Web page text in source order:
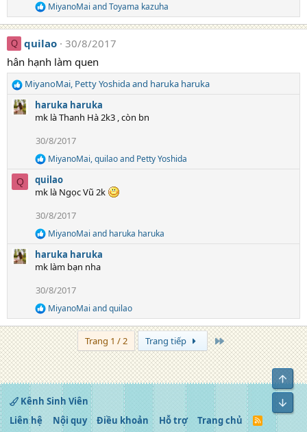
n
s
:
R
e
a
c
i
n
s
:
MiyanoMai andToyama kazuha
Q quilao 30/8/2017
hân hạnh làm quen
R
e
a
n
s
MiyanoMai, Petty Yoshidaand haruka haruka
haruka haruka
mk là Thanh Hà 2k3 , còn bn
30/8/2017
R
a
c
i
o
n
s
MiyanoMai,quilaoand Petty Yoshida
Q
quilao
mk là Ngọc Vũ 2k
30/8/2017
R
e
a
c
i
o
n
s
:
MiyanoMai and haruka haruka
haruka haruka
mk làm bạn nha
30/8/2017
R
e
a
c
t
i
o
s
MiyanoMai andquilao
Trang 1 / 2 Trang tiếp Trang cuối
Kênh Sinh Viên
Liên hệ
Nội quy Điều khoản Hỗ trợ Trang chủ
R
Top